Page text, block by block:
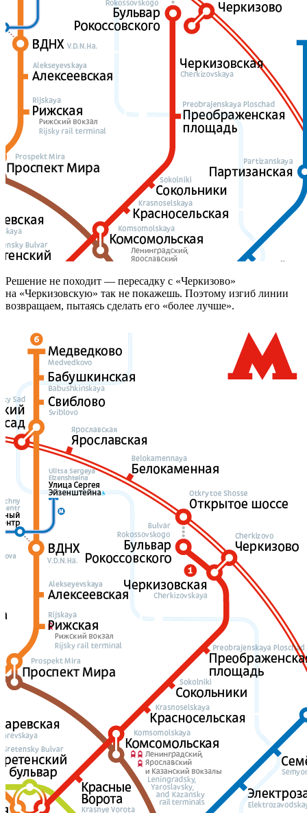
Решение не походит — пересадку с «Черкизово»
на «Черкизовскую» так не покажешь. Поэтому изгиб линии
возвращаем, пытаясь сделать его «более лучше».